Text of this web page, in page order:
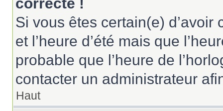
Si vous êtes certain(e)
et l’heure d’été mais que
probable que l’heure de
contacter un administrateur
Haut